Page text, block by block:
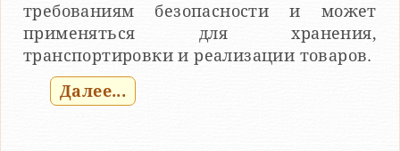
требованиям безопасности и может
применяться для хранения,
транспортировки и реализации товаров.
Далее...